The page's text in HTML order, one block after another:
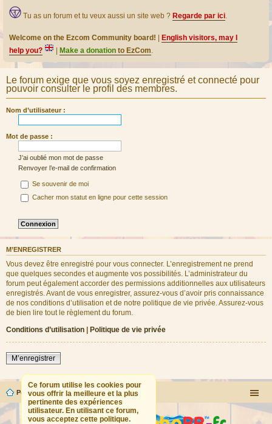
Tu as un forum et tu veux aussi un site web ? Regarde par ici.
Welcome on the Ezcom Community board!
English visitors, may I
help you?
Make a donation to EzCom.
Le forum exige que vous soyez enregistré et connecté pour
pouvoir consulter le profil des membres.
Nom d’utilisateur :
Mot de passe :
J’ai oublié mon mot de passe
Renvoyer l’e-mail de confirmation
Se souvenir de moi
Cacher mon statut en ligne pour cette session
M’ENREGISTRER
Vous devez être enregistré pour vous connecter. L’enregistrement ne prend
que quelques secondes et augmente vos possibilités. L’administrateur du
forum peut également accorder des permissions additionnelles aux utilisateurs
enregistrés. Avant de vous enregistrer, assurez-vous d’avoir pris connaissance
de nos conditions d’utilisation et de notre politique de vie privée. Assurez-vous
de bien lire tout le règlement du forum.
Conditions d’utilisation | Politique de vie privée
M’enregistrer
Ce forum utilise les cookies pour
vous offrir la meilleure et la plus
pertinente des expériences
utilisateur. En utilisant ce forum,
vous acceptez cette politique.
Portail Forum